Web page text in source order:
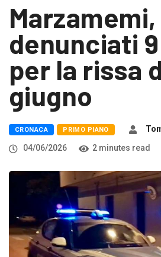
Marzamemi,
denunciati
per la rissa
giugno
CRONACA PRIMO PIANO
04/06/2026
2 minutes read